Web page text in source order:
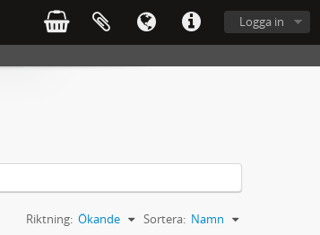
Logga in
Sortera: Namn
Riktning: Ökande